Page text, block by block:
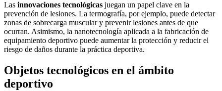
Las innovaciones tecnológicas juegan un papel clave en la
prevención de lesiones. La termografía, por ejemplo, puede detectar
zonas de sobrecarga muscular y prevenir lesiones antes de que
ocurran. Asimismo, la nanotecnología aplicada a la fabricación de
equipamiento deportivo puede aumentar la protección y reducir el
riesgo de daños durante la práctica deportiva.
Objetos tecnológicos en el ámbito
deportivo